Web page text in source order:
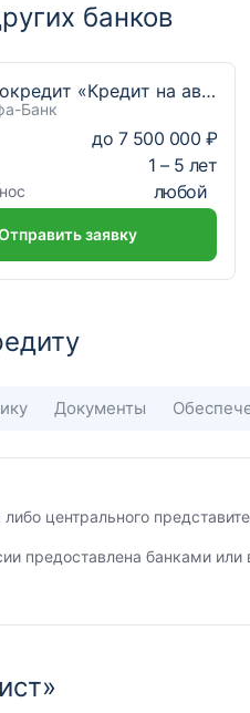
банков
Автокредит «Кредит на автомобиль»
Банк
до 7 500 000 ₽
1 – 5 лет
любой
заявку
Документы
центрального
предоставлена банками